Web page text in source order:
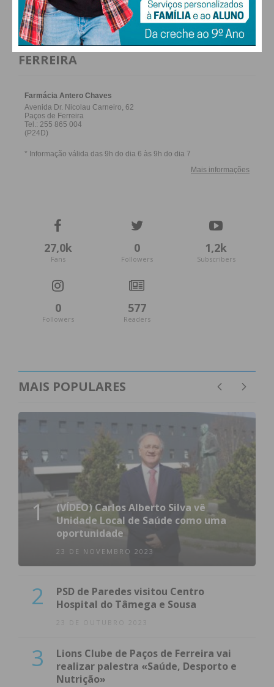
FARMACIAS DE SERVIÇO EM PAÇOS DE
FERREIRA
27,0k
Fans
0
Followers
1,2k
Subscribers
0
Followers
577
Readers
MAIS POPULARES
1
(VÍDEO) Carlos Alberto Silva vê
Unidade Local de Saúde como uma
oportunidade
23 DE NOVEMBRO 2023
2
PSD de Paredes visitou Centro
Hospital do Tâmega e Sousa
23 DE OUTUBRO 2023
3
Lions Clube de Paços de Ferreira vai
realizar palestra «Saúde, Desporto e
Nutrição»